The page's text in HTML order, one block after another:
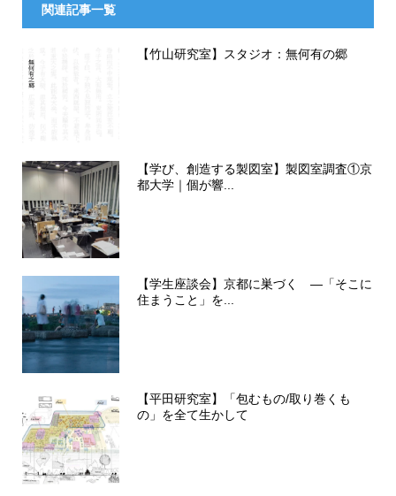
関連記事一覧
【竹山研究室】スタジオ：無何有の郷
【学び、創造する製図室】製図室調査①京
都大学｜個が響...
【学生座談会】京都に巣づく ―「そこに
住まうこと」を...
【平田研究室】「包むもの/取り巻くも
の」を全て生かして